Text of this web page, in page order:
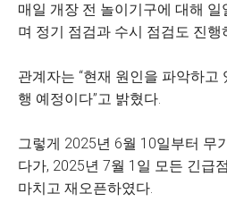
매일 개장 전 놀이기구에 대해
며 정기 점검과 수시 점검도 진행
관계자는 “현재 원인을 파악하고
행 예정이다”고 밝혔다.
그렇게 2025년 6월 10일부터 무
다가, 2025년 7월 1일 모든 긴급
마치고 재오픈하였다.